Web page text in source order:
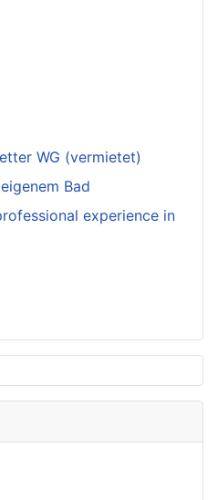
WG (vermietet)
Bad
experience in